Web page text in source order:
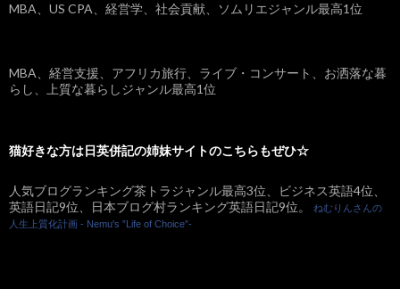
MBA、US CPA、経営学、社会貢献、ソムリエジャンル最高1位
MBA、経営支援、アフリカ旅行、ライブ・コンサート、お洒落な暮
らし、上質な暮らしジャンル最高1位
猫好きな方は日英併記の姉妹サイトのこちらもぜひ☆
人気ブログランキング茶トラジャンル最高3位、ビジネス英語4位、
英語日記9位、日本ブログ村ランキング英語日記9位。
ねむりんさんの
人生上質化計画 - Nemu's ”Life of Choice”-